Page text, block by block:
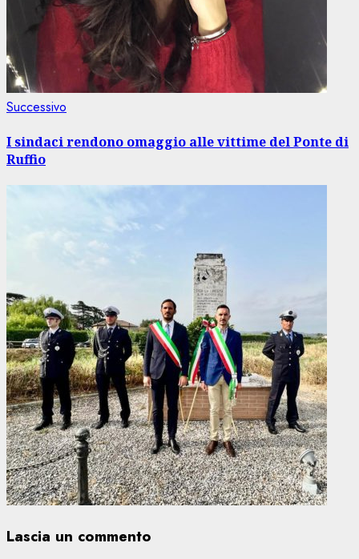
Successivo
I sindaci rendono omaggio alle vittime del Ponte di
Ruffio
Lascia un commento